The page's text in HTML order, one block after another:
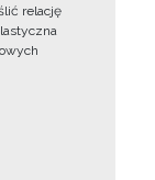
relację